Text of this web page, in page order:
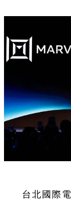
台北國際